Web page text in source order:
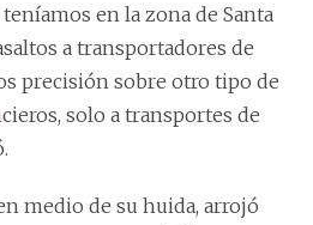
en la zona de Santa
a transportadores de
precisión sobre otro tipo de
solo a transportes de
medio de su huida, arrojó